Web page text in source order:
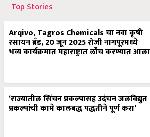
Top Stories
Arqivo, Tagros Chemicals चा नवा कृषी
रसायन ब्रँड, 20 जून 2025 रोजी नागपूरमध्ये
भव्य कार्यक्रमात महाराष्ट्रात लाँच करण्यात आला
‘राज्यातील सिंचन प्रकल्पासह उदंचन जलविद्युत
प्रकल्पांची कामे कालबद्ध पद्धतीने पूर्ण करा’